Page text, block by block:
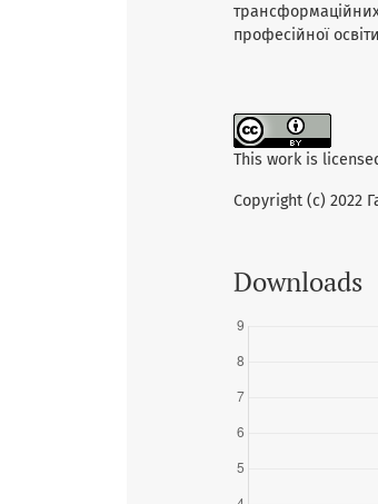
професійної
This work is
Copyright (c) 2022
Downloads